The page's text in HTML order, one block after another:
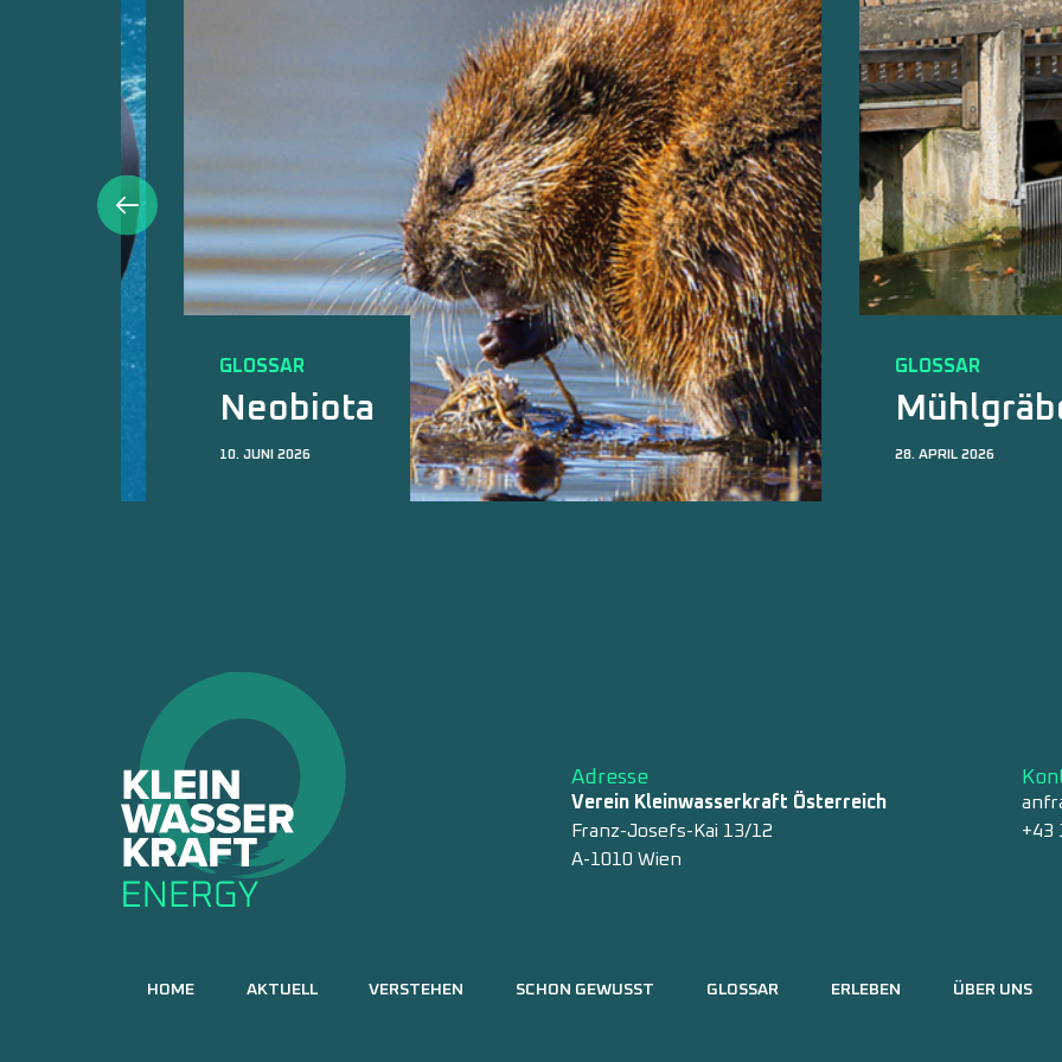
GLOSSAR
Neobiota
10. JUNI 2026
GLOSSAR
Mühlgräben
28. APRIL 2026
Adresse
Verein Kleinwasserkraft Österreich
Franz-Josefs-Kai 13/12
A-1010 Wien
+43
HOME AKTUELL VERSTEHEN SCHON GEWUSST GLOSSAR ERLEBEN ÜBER UNS